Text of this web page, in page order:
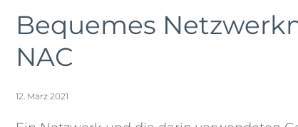
Outsourcing
und
Cloud
Bequemes
NAC
12. März 2021